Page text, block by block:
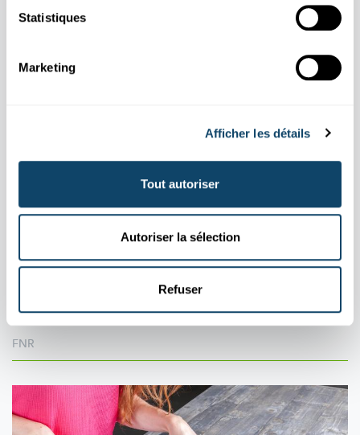
Statistiques
Marketing
Afficher les détails
Tout autoriser
Autoriser la sélection
Refuser
Aussi dans cette rubrique
Firwat muss een am Fliger de Flugmodus um
Handy umaachen?
FNR